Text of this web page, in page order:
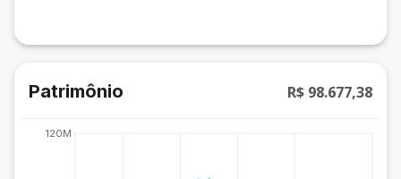
Patrimônio R$ 98.677,38
120M